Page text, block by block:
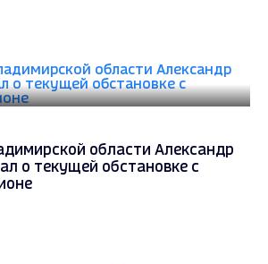
области Александр
о текущей обстановке с